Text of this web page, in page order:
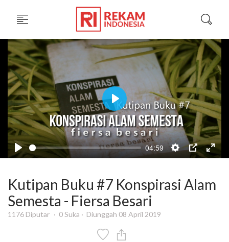
04:59
Play
Kutipan Buku #7 Konspirasi Alam
Semesta - Fiersa Besari
1176 Diputar 0 Suka Diunggah 08 April 2019